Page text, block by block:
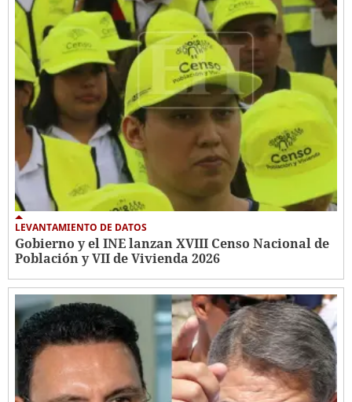
LEVANTAMIENTO DE DATOS
Gobierno y el INE lanzan XVIII Censo Nacional de
Población y VII de Vivienda 2026